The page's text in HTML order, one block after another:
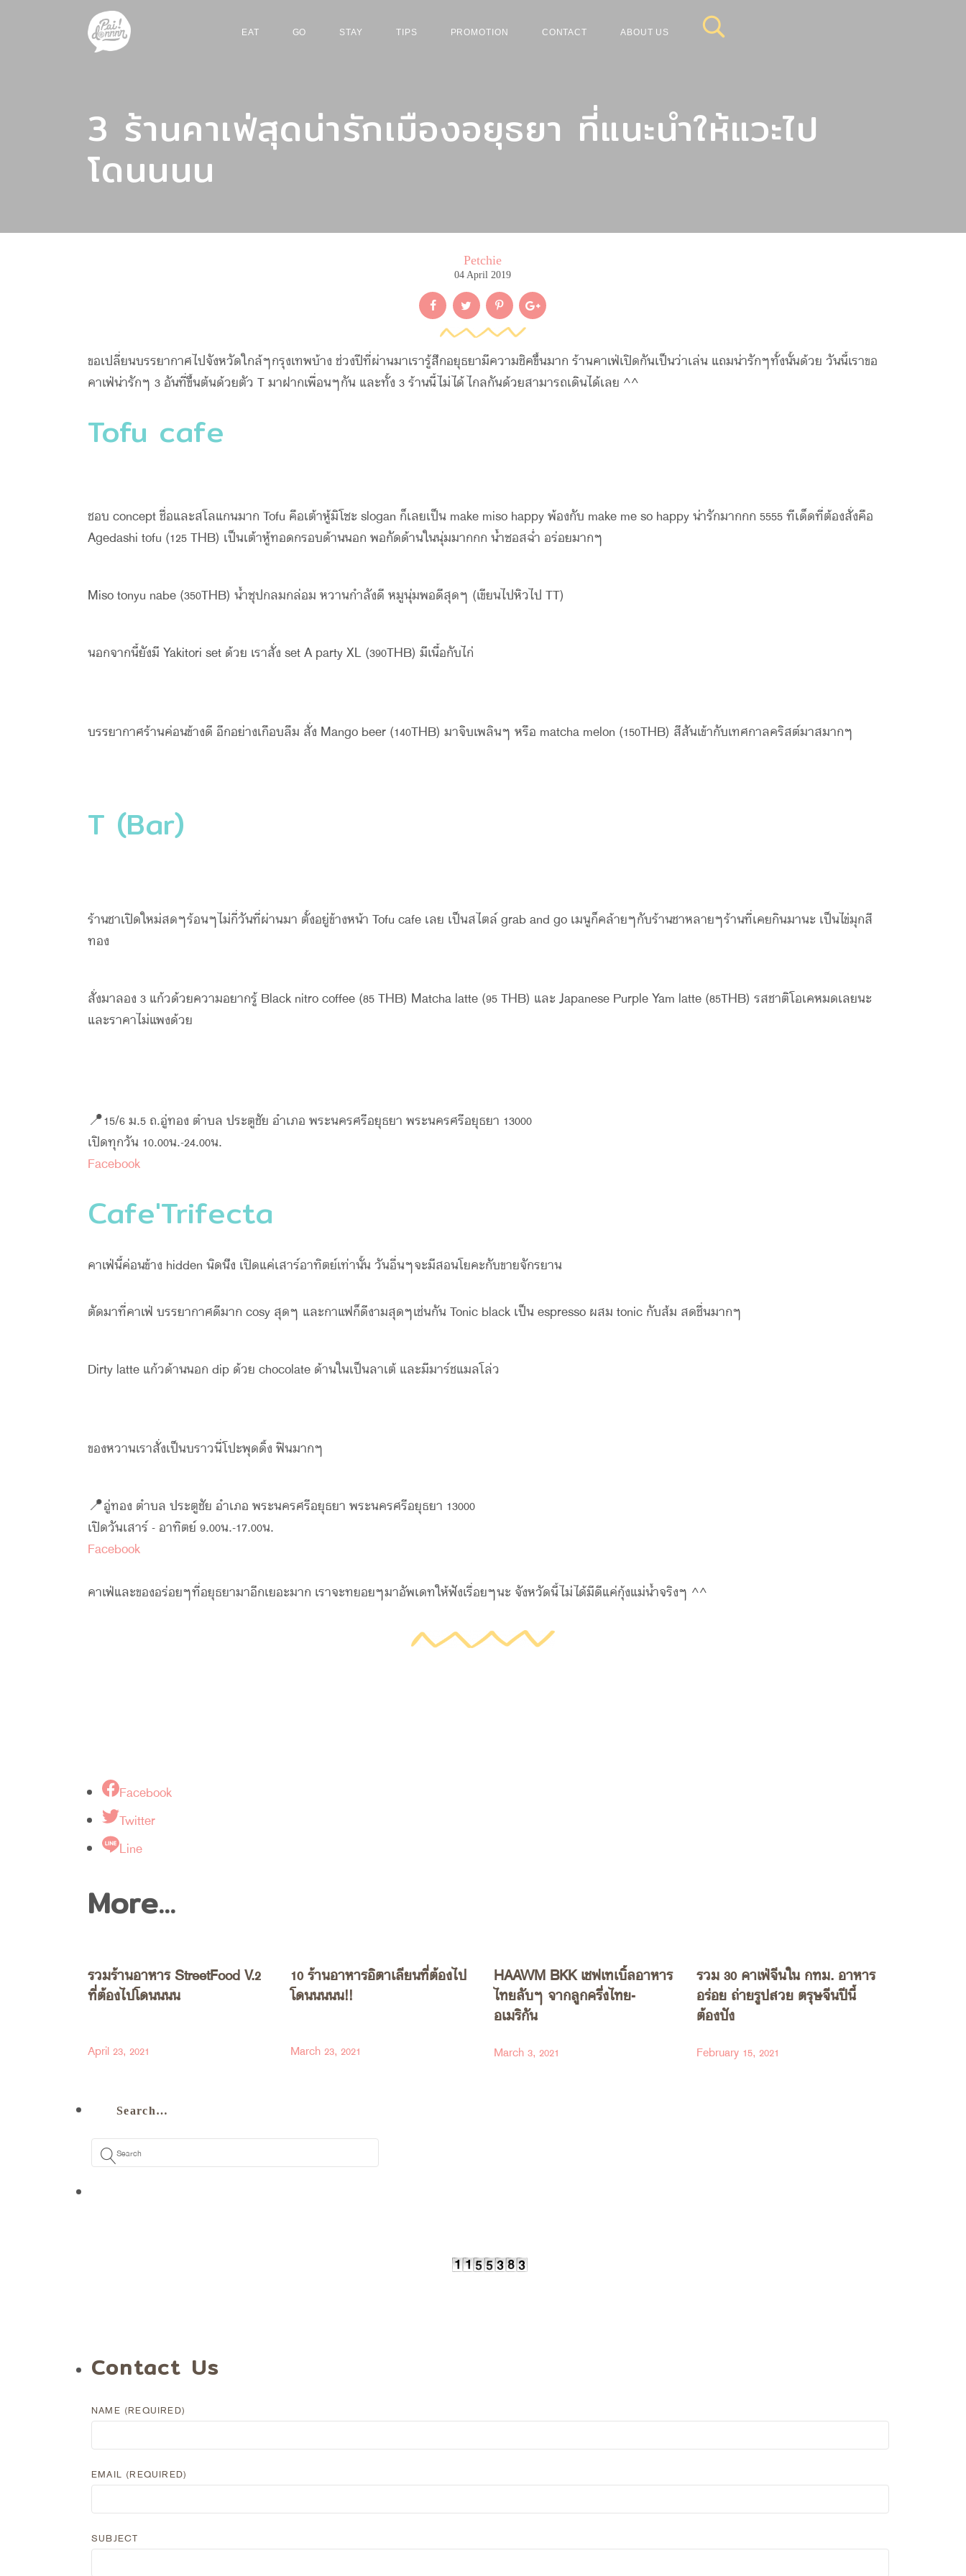
EAT GO STAY TIPS PROMOTION CONTACT ABOUT US
3 ร้านคาเฟ่สุดน่ารักเมืองอยุธยา ที่แนะนำให้แวะไป
โดนนนน
Petchie
04 April 2019
ขอเปลี่ยนบรรยากาศไปจังหวัดใกล้ๆกรุงเทพบ้าง ช่วงปีที่ผ่านมาเรารู้สึกอยุธยามีความชิคขึ้นมาก ร้านคาเฟ่เปิดกันเป็นว่าเล่น แถมน่ารักๆทั้งนั้นด้วย วันนี้เราขอ
คาเฟ่น่ารักๆ 3 อันที่ขึ้นต้นด้วยตัว T มาฝากเพื่อนๆกัน และทั้ง 3 ร้านนี้ไม่ได้ไกลกันด้วยสามารถเดินได้เลย ^^
Tofu cafe
ชอบ concept ชื่อและสโลแกนมาก Tofu คือเต้าหู้มิโซะ slogan ก็เลยเป็น make miso happy พ้องกับ make me so happy น่ารักมากกก 5555 ทีเด็ดที่ต้องสั่งคือ
Agedashi tofu (125 THB) เป็นเต้าหู้ทอดกรอบด้านนอก พอกัดด้านในนุ่มมากกก น้ำซอสฉ่ำ อร่อยมากๆ
Miso tonyu nabe (350THB) น้ำซุปกลมกล่อม หวานกำลังดี หมูนุ่มพอดีสุดๆ (เขียนไปหิวไป TT)
นอกจากนี้ยังมี Yakitori set ด้วย เราสั่ง set A party XL (390THB) มีเนื้อกับไก่
บรรยากาศร้านค่อนข้างดี อีกอย่างเกือบลืม สั่ง Mango beer (140THB) มาจิบเพลินๆ หรือ matcha melon (150THB) สีสันเข้ากับเทศกาลคริสต์มาสมากๆ
T (Bar)
ร้านชาเปิดใหม่สดๆร้อนๆไม่กี่วันที่ผ่านมา ตั้งอยู่ข้างหน้า Tofu cafe เลย เป็นสไตล์ grab and go เมนูก็คล้ายๆกับร้านชาหลายๆร้านที่เคยกินมานะ เป็นไข่มุกสี
ทอง
สั่งมาลอง 3 แก้วด้วยความอยากรู้ Black nitro coffee (85 THB) Matcha latte (95 THB) และ Japanese Purple Yam latte (85THB) รสชาติโอเคหมดเลยนะ
และราคาไม่แพงด้วย
📍15/6 ม.5 ถ.อู่ทอง ตำบล ประตูชัย อำเภอ พระนครศรีอยุธยา พระนครศรีอยุธยา 13000
เปิดทุกวัน 10.00น.-24.00น.
Facebook
Cafe'Trifecta
คาเฟ่นี้ค่อนข้าง hidden นิดนึง เปิดแค่เสาร์อาทิตย์เท่านั้น วันอื่นๆจะมีสอนโยคะกับขายจักรยาน
ตัดมาที่คาเฟ่ บรรยากาศดีมาก cosy สุดๆ และกาแฟก็ดีงามสุดๆเช่นกัน Tonic black เป็น espresso ผสม tonic กับส้ม สดชื่นมากๆ
Dirty latte แก้วด้านนอก dip ด้วย chocolate ด้านในเป็นลาเต้ และมีมาร์ชแมลโล่ว
ของหวานเราสั่งเป็นบราวนี่โปะพุดดิ้ง ฟินมากๆ
📍อู่ทอง ตำบล ประตูชัย อำเภอ พระนครศรีอยุธยา พระนครศรีอยุธยา 13000
เปิดวันเสาร์ - อาทิตย์ 9.00น.-17.00น.
Facebook
คาเฟ่และของอร่อยๆที่อยุธยามาอีกเยอะมาก เราจะทยอยๆมาอัพเดทให้ฟังเรื่อยๆนะ จังหวัดนี้ไม่ได้มีดีแค่กุ้งแม่น้ำจริงๆ ^^
Facebook
Twitter
Line
More...
รวมร้านอาหาร StreetFood V.2
ที่ต้องไปโดนนนน
April 23, 2021
10 ร้านอาหารอิตาเลียนที่ต้องไป
โดนนนนน!!
March 23, 2021
HAAWM BKK เชฟเทเบิ้ลอาหาร
ไทยลับๆ จากลูกครึ่งไทย-
อเมริกัน
March 3, 2021
รวม 30 คาเฟ่จีนใน กทม. อาหาร
อร่อย ถ่ายรูปสวย ตรุษจีนปีนี้
ต้องปัง
February 15, 2021
Search…
Contact Us
NAME (REQUIRED)
EMAIL (REQUIRED)
SUBJECT